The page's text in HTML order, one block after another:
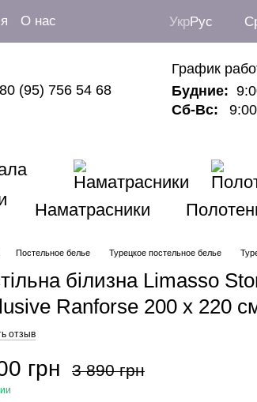
О нас
УкрРус
(95) 756 54 68
График
Будние:
Сб-Вс:
Наматрасники
Постельное белье Турецкое постельное белье
білизна Limasso
Ranforse 200 х 220
отзыв
грн 3 890 грн